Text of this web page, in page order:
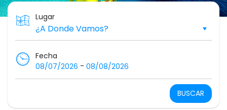
Lugar
Fecha
08/07/2026 - 08/08/2026
BUSCAR